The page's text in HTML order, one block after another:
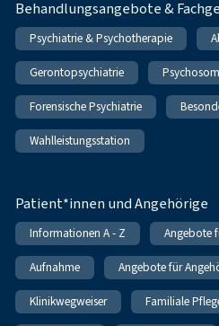
Behandlungsangebote &
Psychiatrie & Psychotherapie
Gerontopsychiatrie
Forensische Psychiatrie
Wahlleistungsstation
Patient*innen und Angehörige
Informationen A - Z Angebote
Aufnahme Angebote für
Klinikwegweiser Familiale